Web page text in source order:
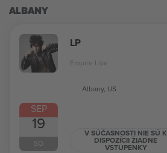
ALBANY
SEP
19
SO
LP
Empire Live
Albany, US
V SÚČASNOSTI NIE SÚ K
DISPOZÍCII ŽIADNE
VSTUPENKY